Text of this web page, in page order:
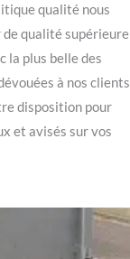
qualité nous
qualité supérieure
la plus belle des
à nos clients
disposition pour
et avisés sur vos